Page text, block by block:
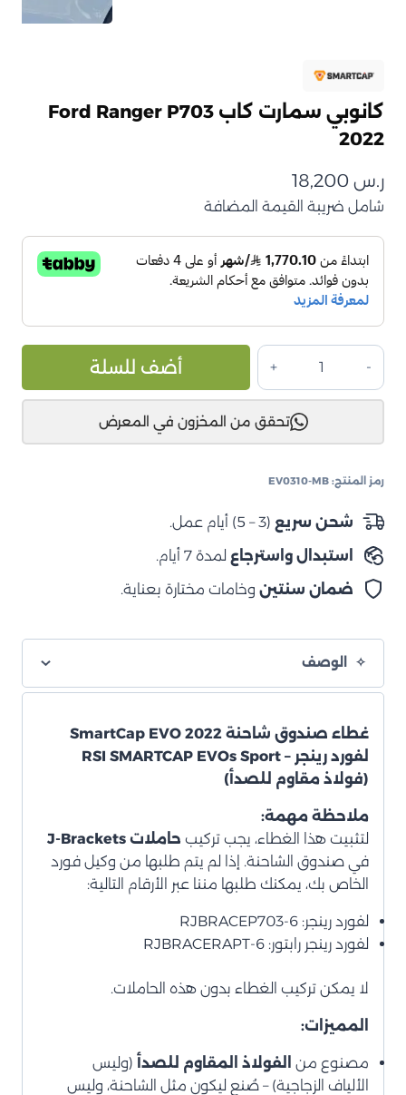
كانوبي سمارت كاب Ford Ranger P703
2022
ر.س
شامل ضريبة القيمة المضافة
كمية
كانوبي
سمارت
Ford
P703
2022
أضف للسلة
تحقق من المخزون في المعرض
رمز المنتج: EV0310-MB
شحن سريع (3 – 5) أيام عمل.
استبدال واسترجاع لمدة 7 أيام.
ضمان سنتين وخامات مختارة بعناية.
الوصف
غطاء صندوق شاحنة SmartCap EVO 2022
لفورد رينجر – RSI SMARTCAP EVOs Sport
(فولاذ مقاوم للصدأ)
ملاحظة مهمة:
لتثبيت هذا الغطاء، يجب تركيب حاملات J-Brackets
في صندوق الشاحنة. إذا لم يتم طلبها من وكيل فورد
الخاص بك، يمكنك طلبها مننا عبر الأرقام التالية:
لفورد رينجر: 6-RJBRACEP703
لفورد رينجر رابتور: 6-RJBRACERAPT
لا يمكن تركيب الغطاء بدون هذه الحاملات.
المميزات:
مصنوع من الفولاذ المقاوم للصدأ (وليس
الألياف الزجاجية) – صُنع ليكون مثل الشاحنة، وليس